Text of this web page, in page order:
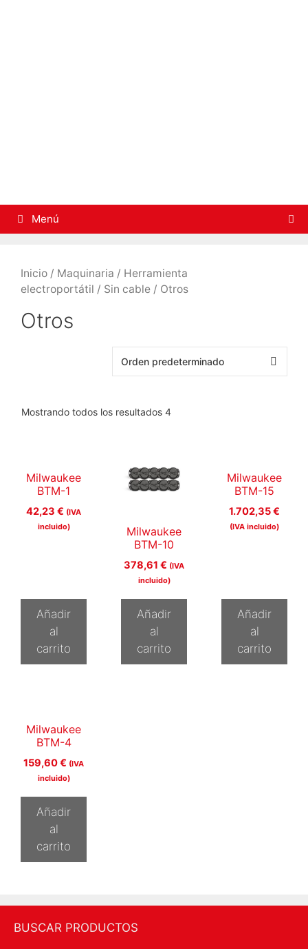
Menú
Inicio / Maquinaria / Herramienta
electroportátil / Sin cable / Otros
Otros
Mostrando todos los resultados 4
Milwaukee
BTM-1
42,23 € (IVA
incluido)
Añadir
al
carrito
Milwaukee
BTM-10
378,61 € (IVA
incluido)
Añadir
al
carrito
Milwaukee
BTM-15
1.702,35€
(IVA incluido)
Añadir
al
carrito
Milwaukee
BTM-4
159,60€ (IVA
incluido)
Añadir
al
carrito
BUSCAR PRODUCTOS